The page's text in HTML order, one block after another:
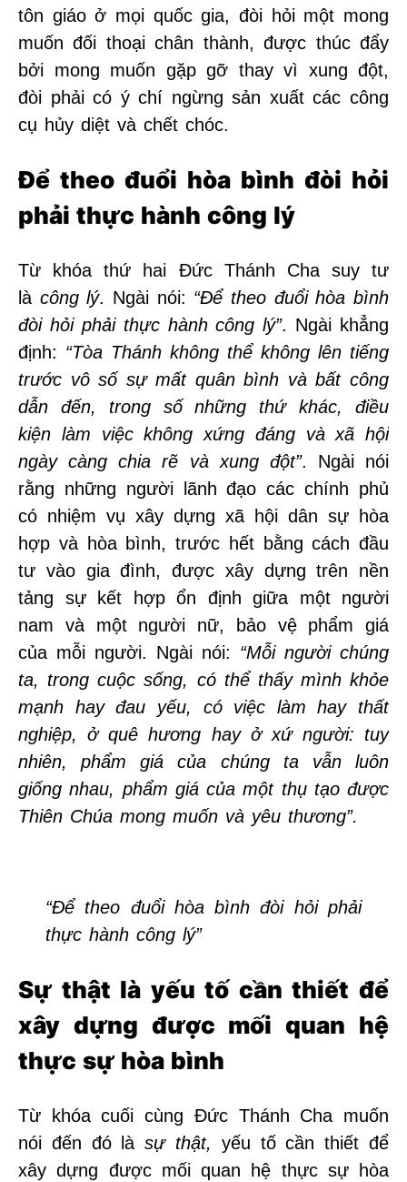
tôn giáo ở mọi quốc gia, đòi hỏi một mong
muốn đối thoại chân thành, được thúc đẩy
bởi mong muốn gặp gỡ thay vì xung đột,
đòi phải có ý chí ngừng sản xuất các công
cụ hủy diệt và chết chóc.
Để theo đuổi hòa bình đòi hỏi
phải thực hành công lý
Từ khóa thứ hai Đức Thánh Cha suy tư
là công lý. Ngài nói: “Để theo đuổi hòa bình
đòi hỏi phải thực hành công lý”. Ngài khẳng
định: “Tòa Thánh không thể không lên tiếng
trước vô số sự mất quân bình và bất công
dẫn đến, trong số những thứ khác, điều
kiện làm việc không xứng đáng và xã hội
ngày càng chia rẽ và xung đột”. Ngài nói
rằng những người lãnh đạo các chính phủ
có nhiệm vụ xây dựng xã hội dân sự hòa
hợp và hòa bình, trước hết bằng cách đầu
tư vào gia đình, được xây dựng trên nền
tảng sự kết hợp ổn định giữa một người
nam và một người nữ, bảo vệ phẩm giá
của mỗi người. Ngài nói: “Mỗi người chúng
ta, trong cuộc sống, có thể thấy mình khỏe
mạnh hay đau yếu, có việc làm hay thất
nghiệp, ở quê hương hay ở xứ người: tuy
nhiên, phẩm giá của chúng ta vẫn luôn
giống nhau, phẩm giá của một thụ tạo được
Thiên Chúa mong muốn và yêu thương”.
“Để theo đuổi hòa bình đòi hỏi phải
thực hành công lý”
Sự thật là yếu tố cần thiết để
xây dựng được mối quan hệ
thực sự hòa bình
Từ khóa cuối cùng Đức Thánh Cha muốn
nói đến đó làsự thật, yếu tố cần thiết để
xây dựng được mối quan hệ thực sự hòa